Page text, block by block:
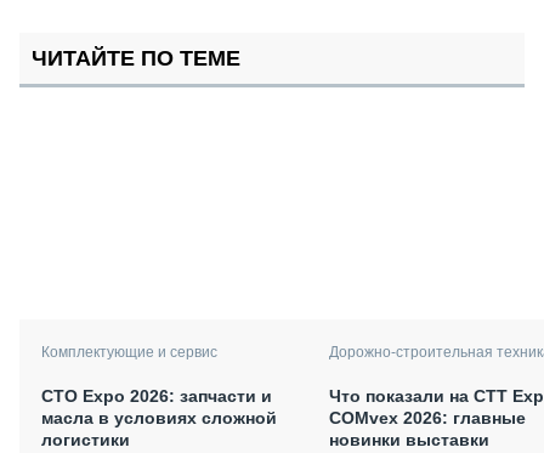
ЧИТАЙТЕ ПО ТЕМЕ
Комплектующие и сервис
СТО Expo 2026: запчасти и
масла в условиях сложной
логистики
Дорожно-строительная
Что показали на CTT
COMvex 2026: главные
новинки выставки